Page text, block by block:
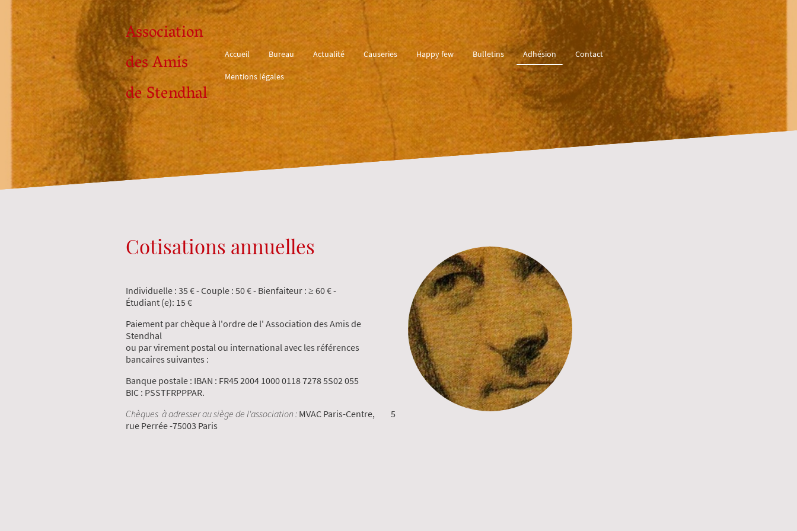
Association
des Amis
de Stendhal
Accueil Bureau Actualité Causeries Happy few Bulletins Adhésion Contact
Mentions légales
Cotisations annuelles
Individuelle : 35 € - Couple : 50 € - Bienfaiteur : ≥ 60 € -
Étudiant (e): 15 €
Paiement par chèque à l'ordre de l' Association des Amis de
Stendhal
ou par virement postal ou international avec les références
bancaires suivantes :
Banque postale : IBAN : FR45 2004 1000 0118 7278 5S02 055
BIC : PSSTFRPPPAR.
Chèques à adresser au siège de l'association : MVAC Paris-Centre, 5
rue Perrée -75003 Paris